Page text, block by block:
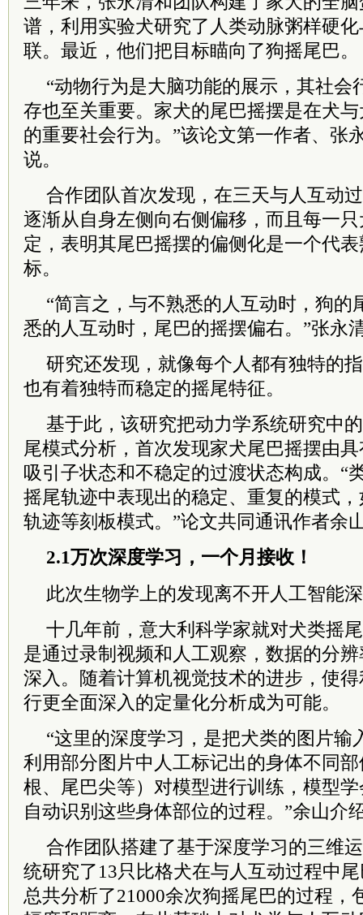
谱，利用实验犬研究了人类动脉粥样硬
联。最近，他们把目标瞄向了狗摇尾巴。
“动物行为是大脑功能的展示，其社会
存也至关重要。家犬的尾巴摇摆是在犬
的重要社会行为。”该论文第一作者、张
说。
合作团队首次发现，在三天与人互动
逐渐从自身左侧向右侧偏移，而且每一
定，表明其尾巴摇摆的偏侧化是一个代
标。
“简言之，与不熟悉的人互动时，狗的
悉的人互动时，尾巴的摇摆偏右。”张永
研究还发现，就像每个人都有独特的
也有着独特而稳定的摇尾特征。
基于此，该研究把动力学系统研究中
尾模式分析，首次发现家犬尾巴摇摆由
吸引子状态和不稳定的过渡状态构成。“
摇尾轨迹中表现出的稳定、重复的模式，
轨迹等刻板模式。”论文共同通讯作者余
2.1万次深度学习，一个月接收！
此次生物学上的发现离不开人工智能
十几年前，意大利科学家就对犬类摇
是通过录制视频和人工观察，数据的分
深入。随着计算机视觉技术的进步，使
行更全面深入的定量化分析成为可能。
“这里的深度学习，是把犬类的图片输
利用部分图片中人工标记出的身体不同
根、尾巴尖等）对模型进行训练，模型
自动识别这些身体部位的过程。”余山介
合作团队搭建了基于深度学习的三维
统研究了13只比格犬在与人互动过程中
总共分析了21000余次狗摇尾巴的过程，